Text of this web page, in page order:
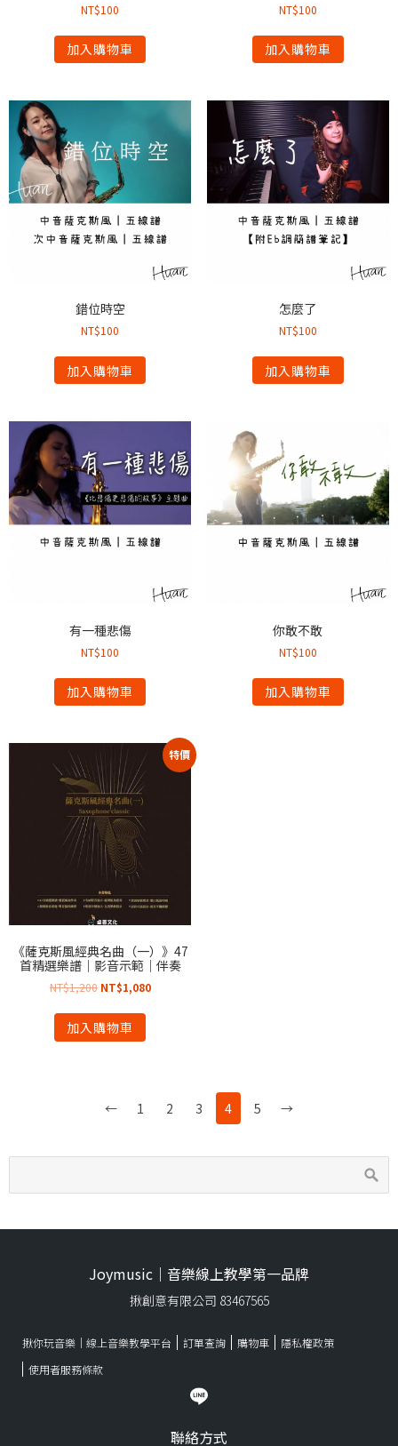
NT$100
加入購物車
NT$100
加入購物車
錯位時空
NT$100
加入購物車
怎麼了
NT$100
加入購物車
有一種悲傷
NT$100
加入購物車
你敢不敢
NT$100
加入購物車
特價
《薩克斯風經典名曲（一）》47
首精選樂譜｜影音示範｜伴奏
NT$1,200 NT$1,080
加入購物車
← 1 2 3 4 5 →
Joymusic｜音樂線上教學第一品牌
揪創意有限公司 83467565
揪你玩音樂｜線上音樂教學平台 訂單查詢 購物車
隱私權政策
使用者服務條款
聯絡方式